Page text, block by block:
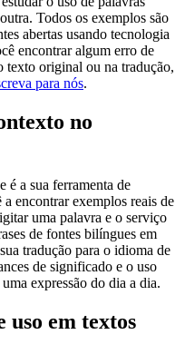
Todos os exemplos são
abertas usando tecnologia
encontrar algum erro de
texto original ou na tradução,
para nós.
no
é a sua ferramenta de
encontrar exemplos reais de
uma palavra e o serviço
de fontes bilíngues em
tradução para o idioma de
de significado e o uso
expressão do dia a dia.
uso em textos